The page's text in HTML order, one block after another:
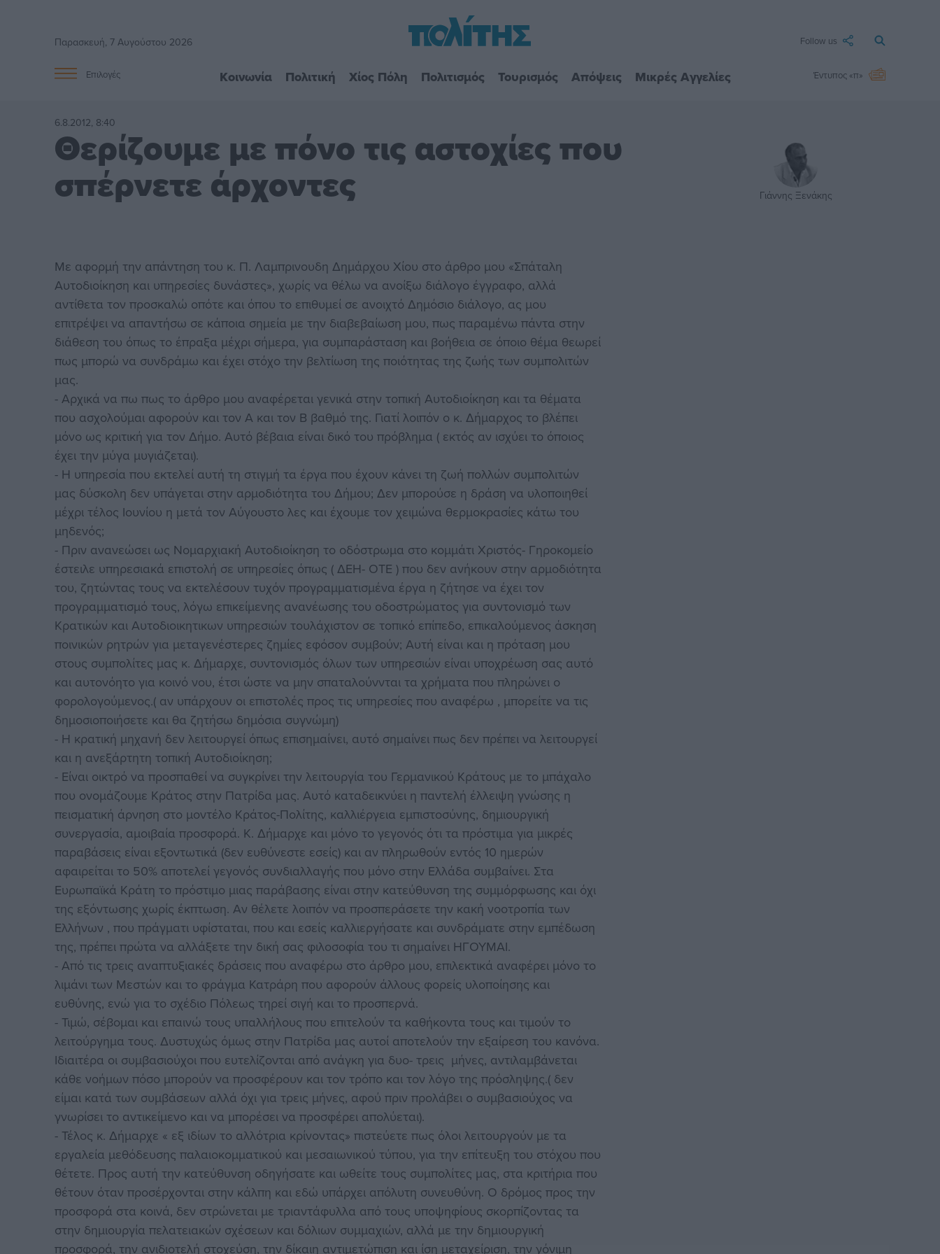
Παρασκευή, 7 Αυγούστου 2026 Follow us
Επιλογές Κοινωνία Πολιτική Χίος Πόλη Πολιτισμός Τουρισμός Απόψεις Μικρές Αγγελίες Έντυπος «π»
6.8.2012, 8:40
Θερίζουμε με πόνο τις αστοχίες που
σπέρνετε άρχοντες Γιάννης Ξενάκης
Με αφορμή την απάντηση του κ. Π. Λαμπρινουδη Δημάρχου Χίου στο άρθρο μου «Σπάταλη
Αυτοδιοίκηση και υπηρεσίες δυνάστες», χωρίς να θέλω να ανοίξω διάλογο έγγραφο, αλλά
αντίθετα τον προσκαλώ οπότε και όπου το επιθυμεί σε ανοιχτό Δημόσιο διάλογο, ας μου
επιτρέψει να απαντήσω σε κάποια σημεία με την διαβεβαίωση μου, πως παραμένω πάντα στην
διάθεση του όπως το έπραξα μέχρι σήμερα, για συμπαράσταση και βοήθεια σε όποιο θέμα θεωρεί
πως μπορώ να συνδράμω και έχει στόχο την βελτίωση της ποιότητας της ζωής των συμπολιτών
μας.
- Αρχικά να πω πως το άρθρο μου αναφέρεται γενικά στην τοπική Αυτοδιοίκηση και τα θέματα
που ασχολούμαι αφορούν και τον Α και τον Β βαθμό της. Γιατί λοιπόν ο κ. Δήμαρχος το βλέπει
μόνο ως κριτική για τον Δήμο. Αυτό βέβαια είναι δικό του πρόβλημα ( εκτός αν ισχύει το όποιος
έχει την μύγα μυγιάζεται).
- Η υπηρεσία που εκτελεί αυτή τη στιγμή τα έργα που έχουν κάνει τη ζωή πολλών συμπολιτών
μας δύσκολη δεν υπάγεται στην αρμοδιότητα του Δήμου; Δεν μπορούσε η δράση να υλοποιηθεί
μέχρι τέλος Ιουνίου η μετά τον Αύγουστο λες και έχουμε τον χειμώνα θερμοκρασίες κάτω του
μηδενός;
- Πριν ανανεώσει ως Νομαρχιακή Αυτοδιοίκηση το οδόστρωμα στο κομμάτι Χριστός- Γηροκομείο
έστειλε υπηρεσιακά επιστολή σε υπηρεσίες όπως ( ΔΕΗ- ΟΤΕ ) που δεν ανήκουν στην αρμοδιότητα
του, ζητώντας τους να εκτελέσουν τυχόν προγραμματισμένα έργα η ζήτησε να έχει τον
προγραμματισμό τους, λόγω επικείμενης ανανέωσης του οδοστρώματος για συντονισμό των
Κρατικών και Αυτοδιοικητικων υπηρεσιών τουλάχιστον σε τοπικό επίπεδο, επικαλούμενος άσκηση
ποινικών ρητρών για μεταγενέστερες ζημίες εφόσον συμβούν; Αυτή είναι και η πρόταση μου
στους συμπολίτες μας κ. Δήμαρχε, συντονισμός όλων των υπηρεσιών είναι υποχρέωση σας αυτό
και αυτονόητο για κοινό νου, έτσι ώστε να μην σπαταλούννται τα χρήματα που πληρώνει ο
φορολογούμενος.( αν υπάρχουν οι επιστολές προς τις υπηρεσίες που αναφέρω , μπορείτε να τις
δημοσιοποιήσετε και θα ζητήσω δημόσια συγνώμη)
- Η κρατική μηχανή δεν λειτουργεί όπως επισημαίνει, αυτό σημαίνει πως δεν πρέπει να λειτουργεί
και η ανεξάρτητη τοπική Αυτοδιοίκηση;
- Είναι οικτρό να προσπαθεί να συγκρίνει την λειτουργία του Γερμανικού Κράτους με το μπάχαλο
που ονομάζουμε Κράτος στην Πατρίδα μας. Αυτό καταδεικνύει η παντελή έλλειψη γνώσης η
πεισματική άρνηση στο μοντέλο Κράτος-Πολίτης, καλλιέργεια εμπιστοσύνης, δημιουργική
συνεργασία, αμοιβαία προσφορά. Κ. Δήμαρχε και μόνο το γεγονός ότι τα πρόστιμα για μικρές
παραβάσεις είναι εξοντωτικά (δεν ευθύνεστε εσείς) και αν πληρωθούν εντός 10 ημερών
αφαιρείται το 50% αποτελεί γεγονός συνδιαλλαγής που μόνο στην Ελλάδα συμβαίνει. Στα
Ευρωπαϊκά Κράτη το πρόστιμο μιας παράβασης είναι στην κατεύθυνση της συμμόρφωσης και όχι
της εξόντωσης χωρίς έκπτωση. Αν θέλετε λοιπόν να προσπεράσετε την κακή νοοτροπία των
Ελλήνων , που πράγματι υφίσταται, που και εσείς καλλιεργήσατε και συνδράματε στην εμπέδωση
της, πρέπει πρώτα να αλλάξετε την δική σας φιλοσοφία του τι σημαίνει ΗΓΟΥΜΑΙ.
- Από τις τρεις αναπτυξιακές δράσεις που αναφέρω στο άρθρο μου, επιλεκτικά αναφέρει μόνο το
λιμάνι των Μεστών και το φράγμα Κατράρη που αφορούν άλλους φορείς υλοποίησης και
ευθύνης, ενώ για το σχέδιο Πόλεως τηρεί σιγή και το προσπερνά.
- Τιμώ, σέβομαι και επαινώ τους υπαλλήλους που επιτελούν τα καθήκοντα τους και τιμούν το
λειτούργημα τους. Δυστυχώς όμως στην Πατρίδα μας αυτοί αποτελούν την εξαίρεση του κανόνα.
Ιδιαιτέρα οι συμβασιούχοι που ευτελίζονται από ανάγκη για δυο- τρεις μήνες, αντιλαμβάνεται
κάθε νοήμων πόσο μπορούν να προσφέρουν και τον τρόπο και τον λόγο της πρόσληψης.( δεν
είμαι κατά των συμβάσεων αλλά όχι για τρεις μήνες, αφού πριν προλάβει ο συμβασιούχος να
γνωρίσει το αντικείμενο και να μπορέσει να προσφέρει απολύεται).
- Τέλος κ. Δήμαρχε « εξ ιδίων το αλλότρια κρίνοντας» πιστεύετε πως όλοι λειτουργούν με τα
εργαλεία μεθόδευσης παλαιοκομματικού και μεσαιωνικού τύπου, για την επίτευξη του στόχου που
θέτετε. Προς αυτή την κατεύθυνση οδηγήσατε και ωθείτε τους συμπολίτες μας, στα κριτήρια που
θέτουν όταν προσέρχονται στην κάλπη και εδώ υπάρχει απόλυτη συνευθύνη. Ο δρόμος προς την
προσφορά στα κοινά, δεν στρώνεται με τριαντάφυλλα από τους υποψηφίους σκορπίζοντας τα
στην δημιουργία πελατειακών σχέσεων και δόλιων συμμαχιών, αλλά με την δημιουργική
προσφορά, την ανιδιοτελή στοχεύση, την δίκαιη αντιμετώπιση και ίση μεταχείριση, την γόνιμη